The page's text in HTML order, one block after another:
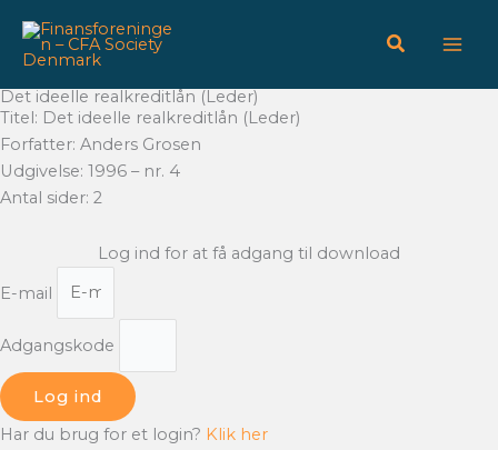
indholdet
Det ideelle realkreditlån (Leder)
Titel: Det ideelle realkreditlån (Leder)
Forfatter: Anders Grosen
Udgivelse: 1996 – nr. 4
Antal sider: 2
Log ind for at få adgang til download
E-mail
Adgangskode
Log ind
Har du brug for et login? Klik her